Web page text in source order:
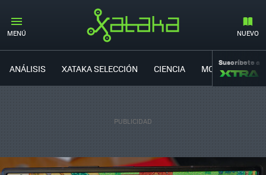
MENÚ NUEVO
ANÁLISIS XATAKA SELECCIÓN CIENCIA MOVILIDAD
Suscríbete a